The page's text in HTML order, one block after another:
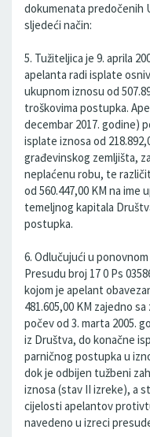
dokumenata predočenih
sljedeći način:
5. Tužiteljica je 9. aprila
apelanta radi isplate
ukupnom iznosu od
troškovima postupka.
decembar 2017. godine)
isplate iznosa od
građevinskog zemljišta,
neplaćenu robu, te
od 560.447,00 KM na
temeljnog kapitala
postupka.
6. Odlučujući u
Presudu broj 17 0 Ps
kojom je apelant
481.605,00 KM zajedno
počev od 3. marta 2005.
iz Društva, do konačne
parničnog postupka u
dok je odbijen tužbeni
iznosa (stav II izreke), a
cijelosti apelantov
navedeno u izreci